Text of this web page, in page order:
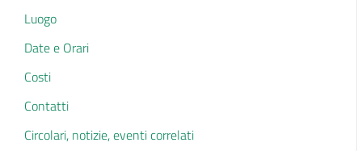
Luogo
Date e Orari
Costi
Contatti
Circolari, notizie, eventi correlati